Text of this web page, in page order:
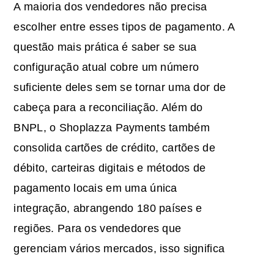
A maioria dos vendedores não precisa
escolher entre esses tipos de pagamento. A
questão mais prática é saber se sua
configuração atual cobre um número
suficiente deles sem se tornar uma dor de
cabeça para a reconciliação. Além do
BNPL, o Shoplazza Payments também
consolida cartões de crédito, cartões de
débito, carteiras digitais e métodos de
pagamento locais em uma única
integração, abrangendo 180 países e
regiões. Para os vendedores que
gerenciam vários mercados, isso significa